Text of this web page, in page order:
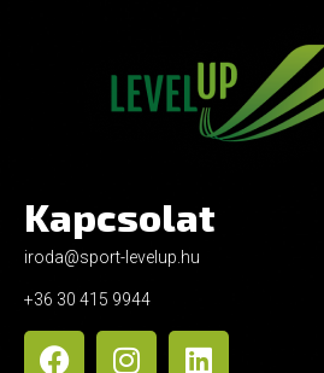
Kapcsolat
iroda@sport-levelup.hu
+36 30 415 9944